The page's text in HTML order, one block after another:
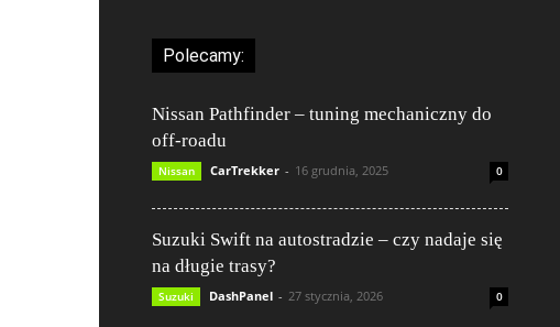
Polecamy:
Nissan Pathfinder – tuning mechaniczny do
off-roadu
Nissan CarTrekker - 16 grudnia, 2025 0
Suzuki Swift na autostradzie – czy nadaje się
na długie trasy?
Suzuki DashPanel - 27 stycznia, 2026 0